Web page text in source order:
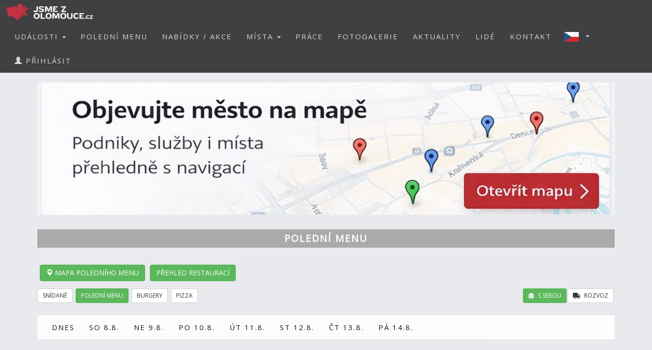
UDÁLOSTI POLEDNÍ MENU NABÍDKY / AKCE MÍSTA PRÁCE FOTOGALERIE AKTUALITY LIDÉ KONTAKT
PŘIHLÁSIT
POLEDNÍ MENU
MAPA POLEDNÍHO MENU PŘEHLED RESTAURACÍ
SNÍDANĚ POLEDNÍ MENU BURGERY PIZZA ROZVOZ
S SEBOU
DNES SO 8.8. NE 9.8. PO 10.8. ÚT 11.8. ST 12.8. ČT 13.8. PÁ 14.8.